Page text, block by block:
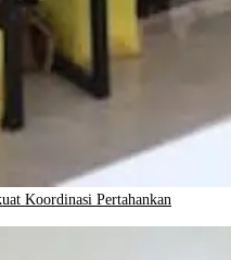
Koordinasi Pertahankan